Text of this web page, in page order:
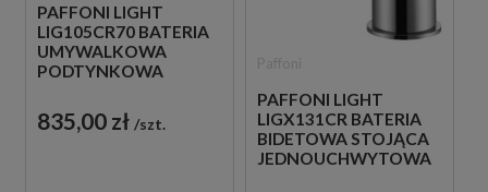
PAFFONI LIGHT
LIG105CR70 BATERIA
UMYWALKOWA
PODTYNKOWA
CHROM
835,00 zł szt.
PAFFONI LIGHT
LIGX131CR BATERIA
BIDETOWA STOJĄCA
JEDNOUCHWYTOWA